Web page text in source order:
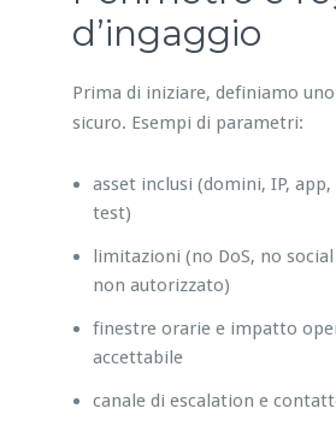
d’ingaggio
Prima di iniziare, definiamo uno
sicuro. Esempi di parametri:
asset inclusi (domini, IP, app,
test)
limitazioni (no DoS, no
non autorizzato)
finestre orarie e impatto
accettabile
canale di escalation e